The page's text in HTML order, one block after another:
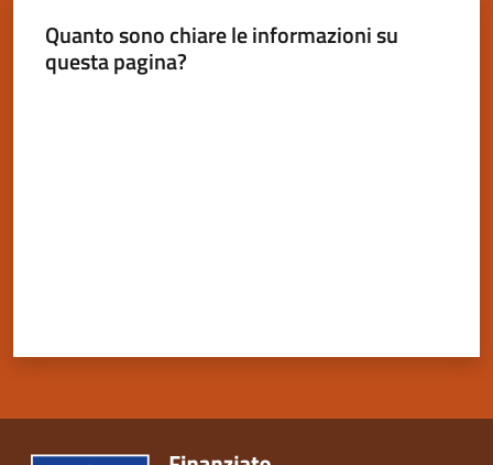
Servizi
Quanto sono chiare le informazioni su
questa pagina?